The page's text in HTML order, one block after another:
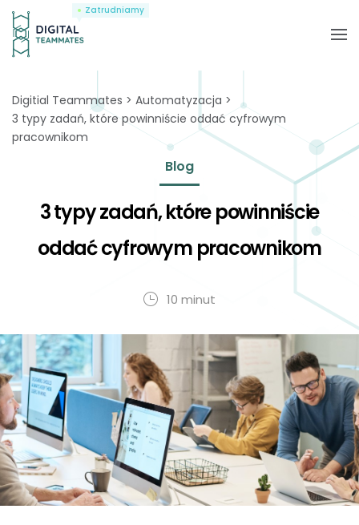
Zatrudniamy
Digitial Teammates
Automatyzacja
3 typy zadań, które powinniście oddać cyfrowym
pracownikom
Blog
3 typy zadań, które powinniście
oddać cyfrowym pracownikom
10 minut